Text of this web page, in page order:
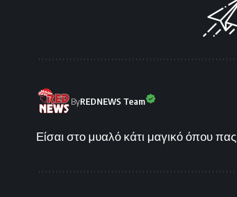
ByREDNEWS Team
Είσαι στο μυαλό κάτι μαγικό όπου